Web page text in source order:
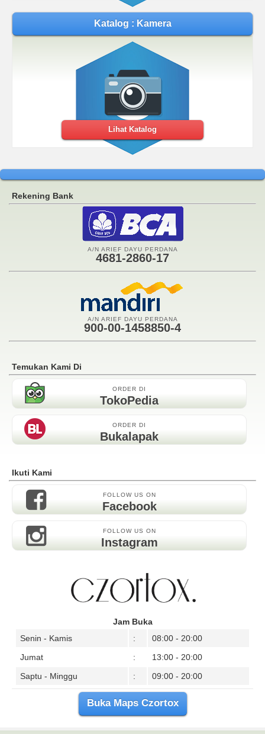
Katalog : Kamera
Lihat Katalog
Rekening Bank
A/N ARIEF DAYU PERDANA
4681-2860-17
A/N ARIEF DAYU PERDANA
900-00-1458850-4
Temukan Kami Di
ORDER DI
TokoPedia
ORDER DI
Bukalapak
Ikuti Kami
FOLLOW US ON
Facebook
FOLLOW US ON
Instagram
Jam Buka
Senin - Kamis
:
08:00 - 20:00
Jumat
:
13:00 - 20:00
Saptu - Minggu
: 09:00 - 20:00
Buka Maps Czortox